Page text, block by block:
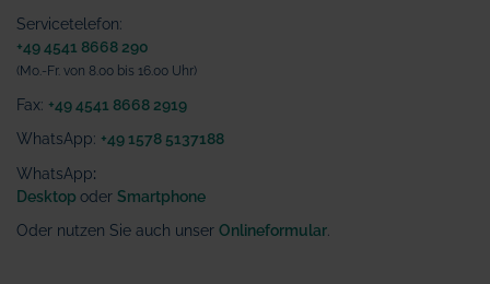
Servicetelefon:
+49 4541 8668 290
(Mo.-Fr. von 8.00 bis 16.00 Uhr)
Fax: +49 4541 8668 2919
WhatsApp: +49 1578 5137188
WhatsApp:
Desktop oder Smartphone
Oder nutzen Sie auch unser Onlineformular